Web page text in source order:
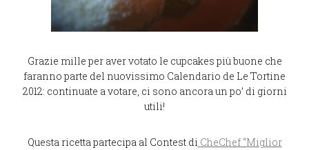
Grazie mille per aver votato le cupcakes più buone che
faranno parte del nuovissimo Calendario de Le Tortine
2012: continuate a votare, ci sono ancora un po’ di giorni
utili!
Questa ricetta partecipa al Contest di CheChef “Miglior